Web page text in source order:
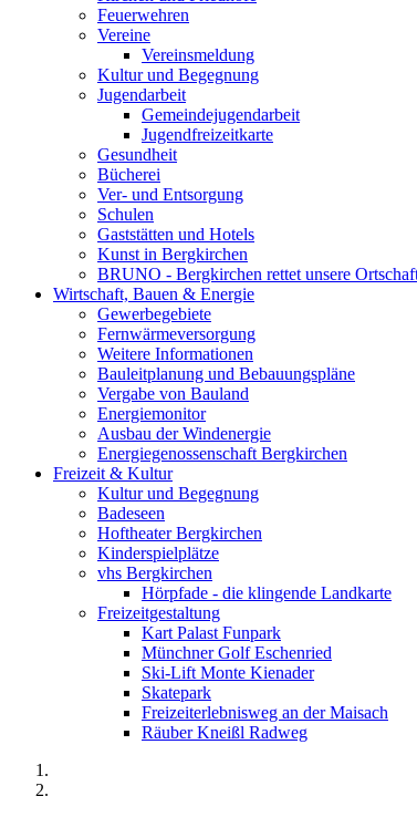
Feuerwehren
Vereine
Vereinsmeldung
Kultur und Begegnung
Jugendarbeit
Gemeindejugendarbeit
Jugendfreizeitkarte
Gesundheit
Bücherei
Ver- und Entsorgung
Schulen
Gaststätten und Hotels
Kunst in Bergkirchen
BRUNO - Bergkirchen rettet unsere
Wirtschaft, Bauen & Energie
Gewerbegebiete
Fernwärmeversorgung
Weitere Informationen
Bauleitplanung und Bebauungspläne
Vergabe von Bauland
Energiemonitor
Ausbau der Windenergie
Energiegenossenschaft Bergkirchen
Freizeit & Kultur
Kultur und Begegnung
Badeseen
Hoftheater Bergkirchen
Kinderspielplätze
vhs Bergkirchen
Hörpfade - die klingende Landkarte
Freizeitgestaltung
Kart Palast Funpark
Münchner Golf Eschenried
Ski-Lift Monte Kienader
Skatepark
Freizeiterlebnisweg an der Maisach
Räuber Kneißl Radweg